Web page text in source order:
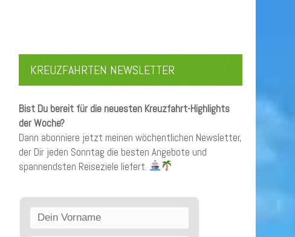
KREUZFAHRTEN NEWSLETTER
Bist Du bereit für die neuesten Kreuzfahrt-Highlights
der Woche?
Dann abonniere jetzt meinen wöchentlichen Newsletter,
der Dir jeden Sonntag die besten Angebote und
spannendsten Reiseziele liefert.